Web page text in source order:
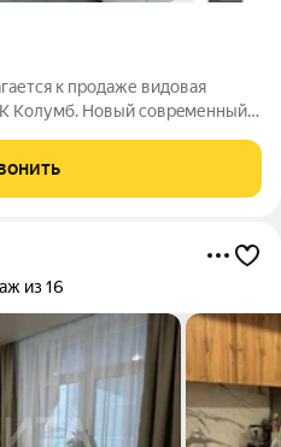
к продаже видовая
Колумб. Hовый cоврeменный
всё на гарантии, установили
из 16